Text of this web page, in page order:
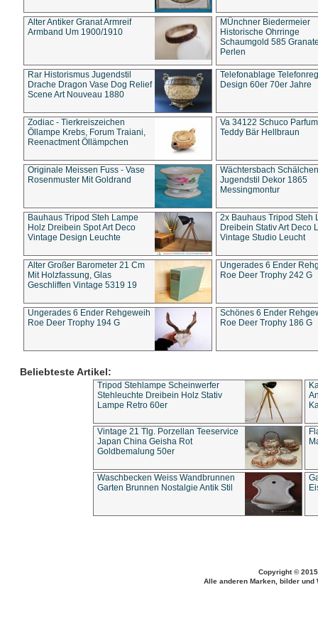
Alter Antiker Granat Armreif
Armband Um 1900/1910
MÜnchner Biedermeier
Historische Ohrringe
Schaumgold 585
Perlen
Rar Historismus Jugendstil
Drache Dragon Vase Dog Relief
Scene Art Nouveau 1880
Telefonablage
Design 60er 70er Jahre
Zodiac - Tierkreiszeichen
Öllampe Krebs, Forum Traiani,
Reenactment Öllämpchen
Va 34122 Schuco
Teddy Bär Hellbraun
Originale Meissen Fuss - Vase
Rosenmuster Mit Goldrand
Wächtersbach Schälchen
Jugendstil Dekor 1865
Messingmontur
Bauhaus Tripod Steh Lampe
Holz Dreibein Spot Art Deco
Vintage Design Leuchte
2x Bauhaus Tripod Steh
Dreibein Stativ Art Deco
Vintage Studio Leucht
Alter Großer Barometer 21 Cm
Mit Holzfassung, Glas
Geschliffen Vintage 5319 19
Ungerades 6 Ender
Roe Deer Trophy 242 G
Ungerades 6 Ender Rehgeweih
Roe Deer Trophy 194 G
Schönes 6 Ender
Roe Deer Trophy 186 G
Beliebteste Artikel:
Tripod Stehlampe Scheinwerfer
Stehleuchte Dreibein Holz Stativ
Lampe Retro 60er
Vintage 21 Tlg. Porzellan Teeservice
Japan China Geisha Rot
Goldbemalung 50er
Waschbecken Weiss Wandbrunnen
Garten Brunnen Nostalgie Antik Stil
Copyright ©
Alle anderen Marken, bilder und